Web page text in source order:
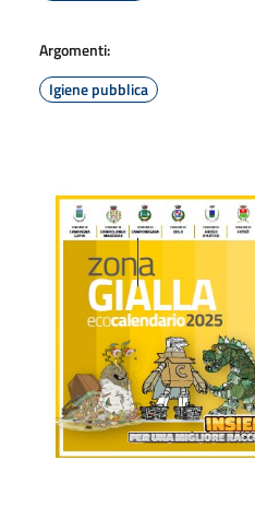
Argomenti:
Igiene pubblica